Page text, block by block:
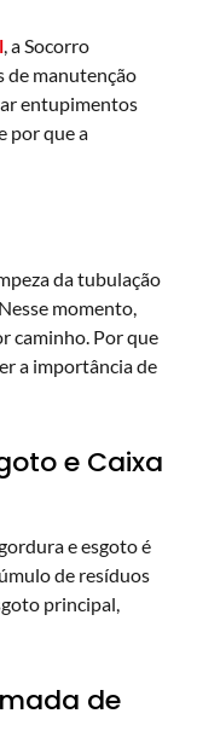
, a Socorro
de manutenção
entupimentos
por que a
da tubulação
momento,
caminho. Por que
a importância de
e Caixa
e esgoto é
de resíduos
principal,
de